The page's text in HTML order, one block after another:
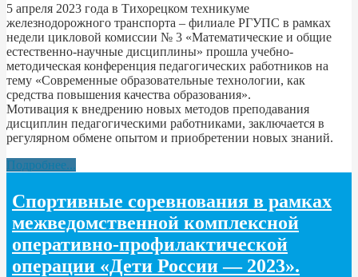
5 апреля 2023 года в Тихорецком техникуме
железнодорожного транспорта – филиале РГУПС в рамках
недели цикловой комиссии № 3 «Математические и общие
естественно-научные дисциплины» прошла учебно-
методическая конференция педагогических работников на
тему «Современные образовательные технологии, как
средства повышения качества образования».
Мотивация к внедрению новых методов преподавания
дисциплин педагогическими работниками, заключается в
регулярном обмене опытом и приобретении новых знаний.
Подробнее...
Спортивные соревнования в рамках
межведомственной комплексной
оперативно-профилактической
операции «Дети России — 2023».